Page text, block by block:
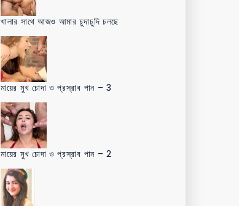
খালার সাথে আজও আমার চুদাচুদি চলছে
মায়ের মুখ চোদা ও প্রস্রাব পান – 3
মায়ের মুখ চোদা ও প্রস্রাব পান – 2